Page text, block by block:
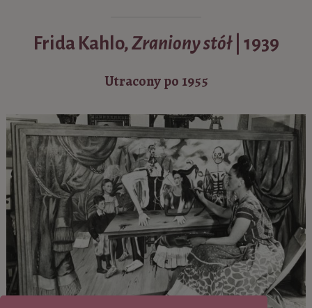
Frida Kahlo,Zraniony stół| 1939
Utracony po 1955